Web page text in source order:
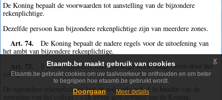
De Koning bepaalt de voorwaarden tot aanstelling van de bijzondere
rekenplichtige.
Dezelfde persoon kan bijzondere rekenplichtige zijn van meerdere zones.
Art. 74.
De Koning bepaalt de nadere regels voor de uitoefening van
het ambt van bijzondere rekenplichtige.
Art. 75.
§ 1. De bijzondere rekenplichtige wordt aangewezen door het
college.
De bijzondere rekenplichtige legt de volgende eed af in handen van de
voorzitter van het college : « Ik zweer getrouwheid aan de Koning,
Etaamb.be maakt gebruik van cookies
Etaamb.be gebruikt cookies om uw taalvoorkeur te onthouden en om beter
te begrijpen hoe etaamb.be gebruikt wordt.
Doorgaan Meer details
x